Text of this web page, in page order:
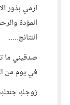
ارمي بذور
المؤدة
النتائج.....
صدقيني ما
في يوم من
زوجكِ جنتكِ